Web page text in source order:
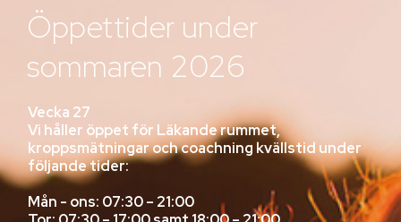
Öppettider under
sommaren 2026
Vecka 27
Vi håller öppet för Läkande rummet,
kroppsmätningar och coachning kvällstid under
följande tider:
Mån - ons: 07:30 – 21:00